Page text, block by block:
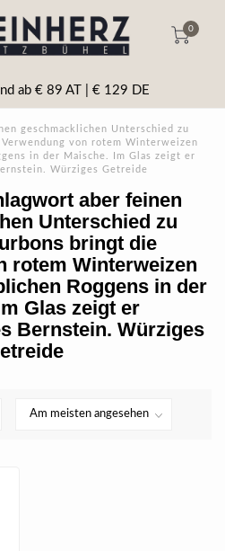
0
ab € 89 AT | € 129 DE
geschmacklichen Unterschied zu
von rotem Winterweizen
in der Maische. Im Glas zeigt er
Würziges Getreide
aber feinen
Unterschied zu
bringt die
rotem Winterweizen
Roggens in der
Glas zeigt er
Bernstein. Würziges